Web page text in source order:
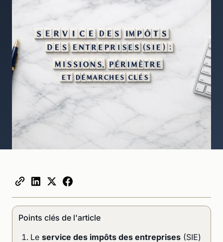
Points clés de l'article
Le service des impôts des entreprises (SIE)